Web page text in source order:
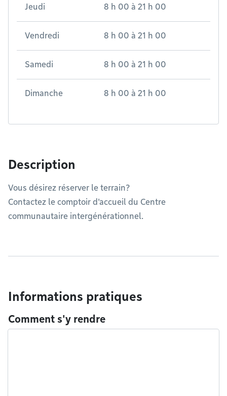
Jeudi 8 h 00 à 21 h 00
Vendredi 8 h 00 à 21 h 00
Samedi 8 h 00 à 21 h 00
Dimanche 8 h 00 à 21 h 00
Description
Vous désirez réserver le terrain?
Contactez le comptoir d'accueil du Centre
communautaire intergénérationnel.
Informations pratiques
Comment s'y rendre